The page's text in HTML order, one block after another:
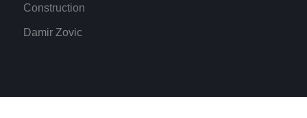
Construction
Damir Zovic